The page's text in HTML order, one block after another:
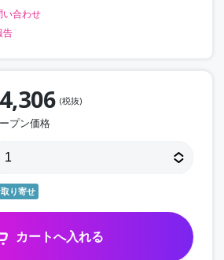
い合わせ
告
4,306 (税抜)
プン価格
り寄せ
カートへ入れる